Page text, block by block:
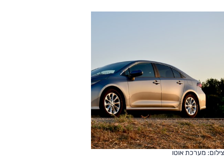
צילום: מערכת אוטו